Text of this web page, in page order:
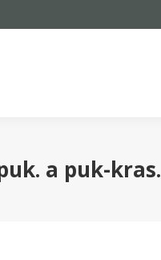
a puk-kras.